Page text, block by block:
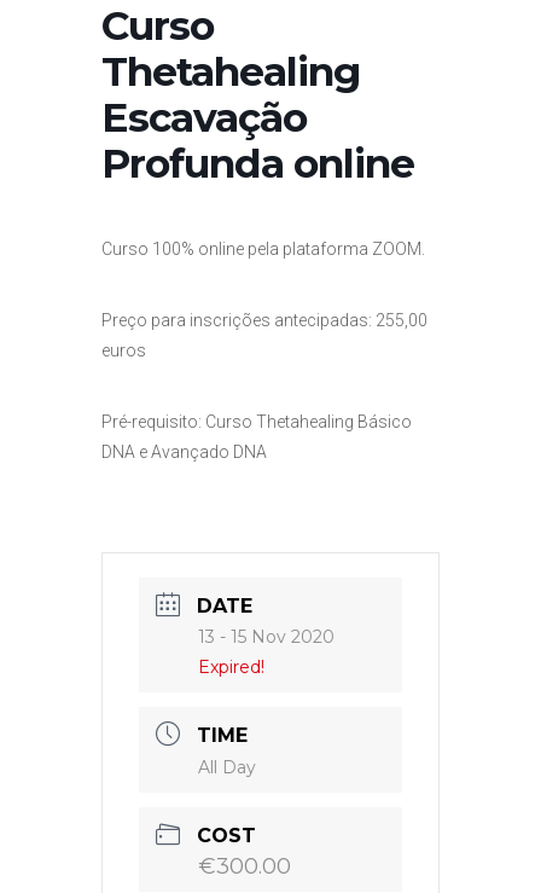
Curso
Thetahealing
Escavação
Profunda online
Curso 100% online pela plataforma ZOOM.
Preço para inscrições antecipadas: 255,00
euros
Pré-requisito: Curso Thetahealing Básico
DNA e Avançado DNA
DATE
13 - 15 Nov 2020
Expired!
TIME
All Day
COST
€300.00